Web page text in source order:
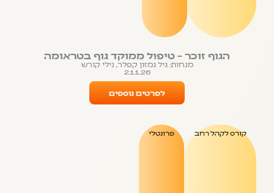
הגוף זוכר – טיפול ממוקד גוף בטראומה
מנחות: גיל גמזון קפלר, נילי קורש
2.11.26
לפרטים נוספים
קורס לקהל רחב פרונטלי